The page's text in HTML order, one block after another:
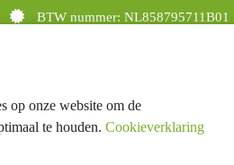
BTW nummer: NL858795711B01
op onze website om de
te houden. Cookieverklaring